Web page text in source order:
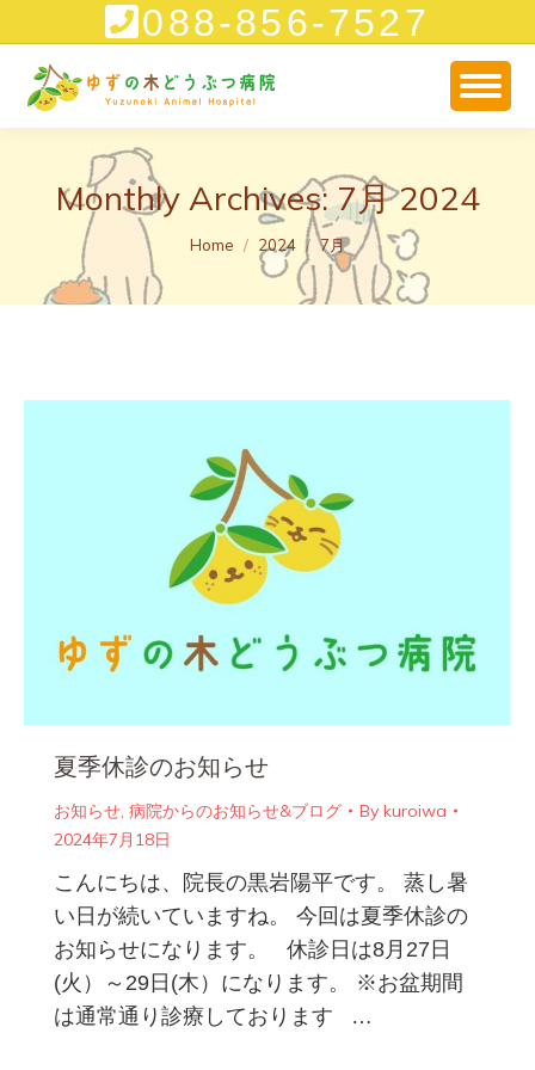
088-856-7527
Monthly Archives:7月 2024
You are here:
Home 2024 7月
夏季休診のお知らせ
お知らせ, 病院からのお知らせ&ブログ By kuroiwa
2024年7月18日
こんにちは、院長の黒岩陽平です。 蒸し暑
い日が続いていますね。 今回は夏季休診の
お知らせになります。 休診日は8月27日
(火）～29日(木）になります。 ※お盆期間
は通常通り診療しております …